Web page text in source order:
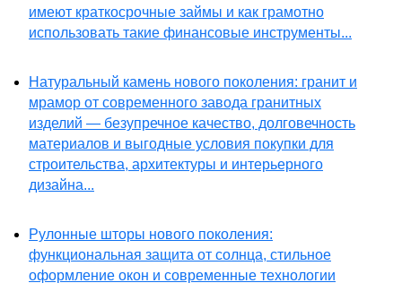
имеют краткосрочные займы и как грамотно
использовать такие финансовые инструменты...
Натуральный камень нового поколения: гранит и
мрамор от современного завода гранитных
изделий — безупречное качество, долговечность
материалов и выгодные условия покупки для
строительства, архитектуры и интерьерного
дизайна...
Рулонные шторы нового поколения:
функциональная защита от солнца, стильное
оформление окон и современные технологии